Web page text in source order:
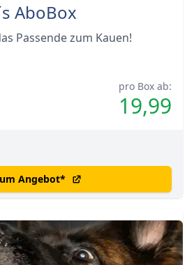
AboBox
Passende zum Kauen!
pro Box ab:
19,99
Angebot*